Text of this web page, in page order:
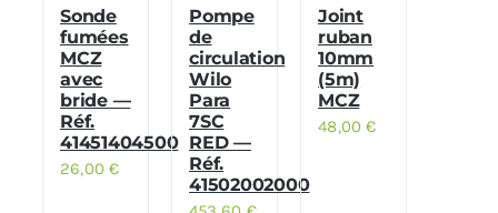
Sonde
fumées
MCZ
avec
bride —
Réf.
41451404500
26,00€
Pompe
de
circulation
Wilo
Para
7SC
RED —
Réf.
41502002000
Joint
ruban
10mm
(5m)
MCZ
48,00€